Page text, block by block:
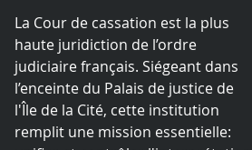
La Cour de cassation est la plus
haute juridiction de l’ordre
judiciaire français. Siégeant dans
l’enceinte du Palais de justice de
l'Île de la Cité, cette institution
remplit une mission essentielle: